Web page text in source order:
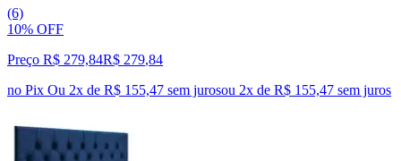
(6)
10% OFF
Preço R$ 279,84R$ 279,84
no Pix Ou 2x de R$ 155,47 sem jurosou 2x de R$ 155,47 sem juros